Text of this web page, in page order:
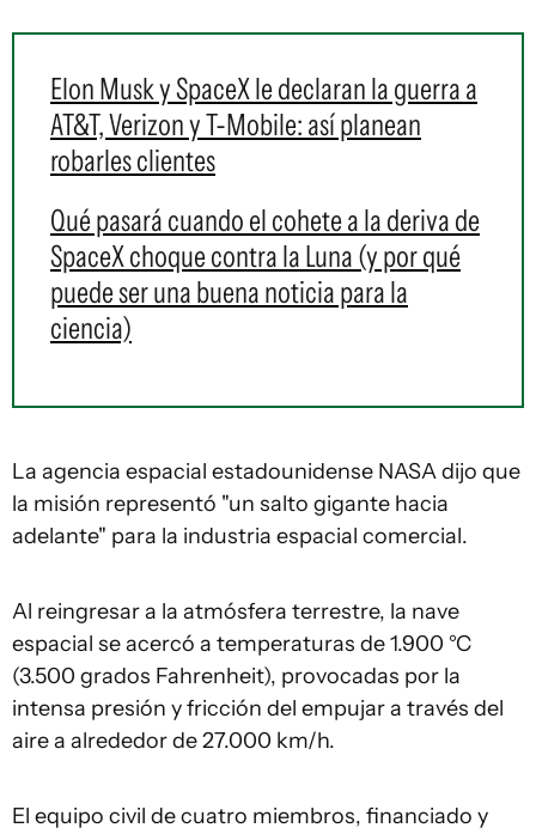
Elon Musk y SpaceX le declaran la guerra a
AT&T, Verizon y T-Mobile: así planean
robarles clientes
Qué pasará cuando el cohete a la deriva de
SpaceX choque contra la Luna (y por qué
puede ser una buena noticia para la
ciencia)
La agencia espacial estadounidense NASA dijo que
la misión representó "un salto gigante hacia
adelante" para la industria espacial comercial.
Al reingresar a la atmósfera terrestre, la nave
espacial se acercó a temperaturas de 1.900 °C
(3.500 grados Fahrenheit), provocadas por la
intensa presión y fricción del empujar a través del
aire a alrededor de 27.000 km/h.
El equipo civil de cuatro miembros, financiado y